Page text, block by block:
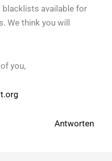
blacklists available for
We think you will
you,
Antworten